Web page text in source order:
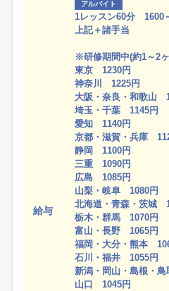
給与
アルバイト
1レッスン60分 1600
上記＋諸手当
※研修期間中(約1～2
東京 1230円
神奈川 1225円
大阪・奈良・和歌山
埼玉・千葉 1145円
愛知 1140円
京都・滋賀・兵庫
静岡 1100円
三重 1090円
広島 1085円
山梨・岐阜 1080円
北海道・青森・茨城
栃木・群馬 1070円
富山・長野 1065円
福岡・大分・熊本
石川・福井 1055円
新潟・岡山・島根・
山口 1045円